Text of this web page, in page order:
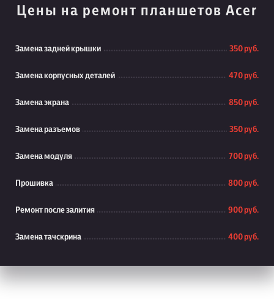
Цены на ремонт планшетов Acer
Замена задней крышки 350 руб.
Замена корпусных деталей 470 руб.
Замена экрана 850 руб.
Замена разъемов 350 руб.
Замена модуля 700 руб.
Прошивка 800 руб.
Ремонт после залития 900 руб.
Замена тачскрина 400 руб.